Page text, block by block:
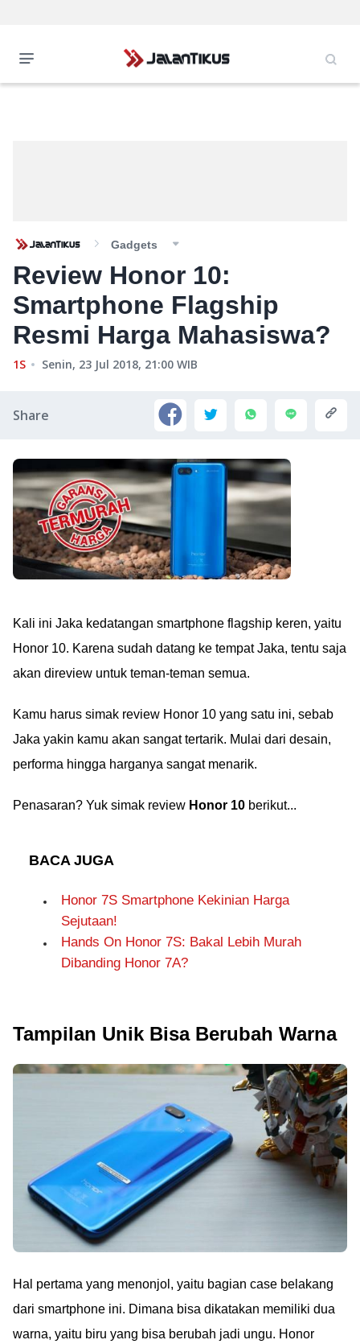
Gadgets
Review Honor 10:
Smartphone Flagship
Resmi Harga Mahasiswa?
1S Senin, 23 Jul 2018, 21:00 WIB
Share
Kali ini Jaka kedatangan smartphone flagship keren, yaitu
Honor 10. Karena sudah datang ke tempat Jaka, tentu saja
akan direview untuk teman-teman semua.
Kamu harus simak review Honor 10 yang satu ini, sebab
Jaka yakin kamu akan sangat tertarik. Mulai dari desain,
performa hingga harganya sangat menarik.
Penasaran? Yuk simak review Honor 10 berikut...
BACA JUGA
Honor 7S Smartphone Kekinian Harga
Sejutaan!
Hands On Honor 7S: Bakal Lebih Murah
Dibanding Honor 7A?
Tampilan Unik Bisa Berubah Warna
Hal pertama yang menonjol, yaitu bagian case belakang
dari smartphone ini. Dimana bisa dikatakan memiliki dua
warna, yaitu biru yang bisa berubah jadi ungu. Honor